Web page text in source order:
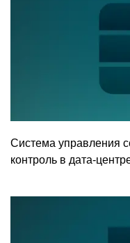
Система управления
контроль в дата-